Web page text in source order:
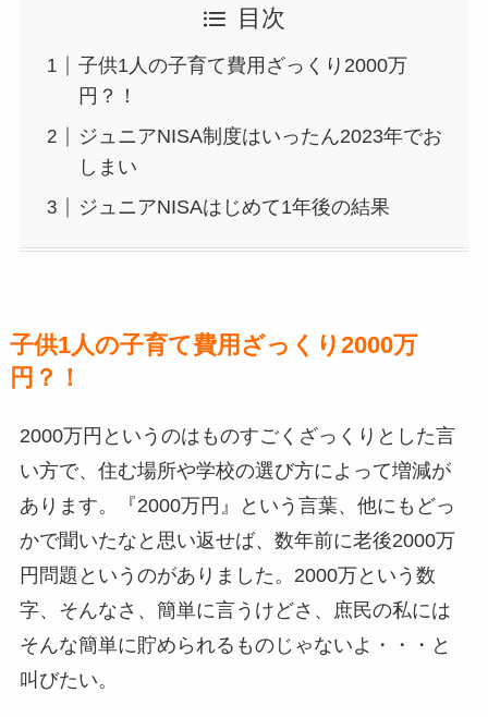
目次
子供1人の子育て費用ざっくり2000万
円？！
ジュニアNISA制度はいったん2023年でお
しまい
ジュニアNISAはじめて1年後の結果
子供1人の子育て費用ざっくり2000万
円 ？！
2000万円というのはものすごくざっくりとした言
い方で、住む場所や学校の選び方によって増減が
あります。『2000万円』という言葉、他にもどっ
かで聞いたなと思い返せば、数年前に老後2000万
円問題というのがありました。2000万という数
字、そんなさ、簡単に言うけどさ、庶民の私には
そんな簡単に貯められるものじゃないよ・・・と
叫びたい。